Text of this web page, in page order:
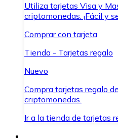
Utiliza tarjetas Visa y
criptomonedas. ¡Fácil y
Comprar con tarjeta
Tienda - Tarjetas regalo
Nuevo
Compra tarjetas regalo
criptomonedas.
Ir a la tienda de tarjetas